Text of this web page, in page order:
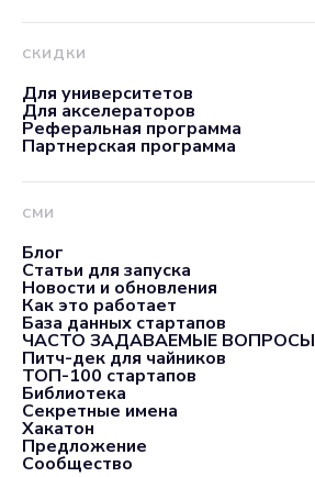
СКИДКИ
Для университетов
Для акселераторов
Реферальная программа
Партнерская программа
СМИ
Блог
Статьи для запуска
Новости и обновления
Как это работает
База данных стартапов
ЧАСТО ЗАДАВАЕМЫЕ ВОПРОСЫ
Питч-дек для чайников
ТОП-100 стартапов
Библиотека
Секретные имена
Хакатон
Предложение
Сообщество